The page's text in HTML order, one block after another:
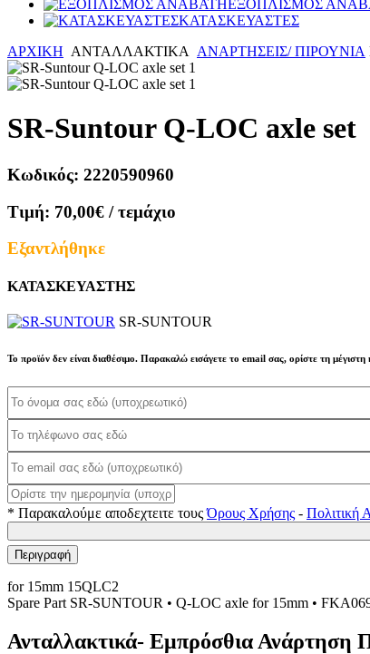
ΕΞΟΠΛΙΣΜΟΣ
ΚΑΤΑΣΚΕΥΑΣΤΕΣ
ΑΡΧΙΚΗ ΑΝΤΑΛΛΑΚΤΙΚΑ ΑΝΑΡΤΗΣΕΙΣ/ ΠΙΡΟΥΝΙΑ
SR-Suntour Q-LOC axle set
Κωδικός: 2220590960
Τιμή: 70,00€ / τεμάχιο
Εξαντλήθηκε
ΚΑΤΑΣΚΕΥΑΣΤΗΣ
SR-SUNTOUR
Το προϊόν δεν είναι διαθέσιμο. Παρακαλώ εισάγετε το email σας, ορίστε τη
* Παρακαλούμε αποδεχτειτε τουςΌρους Χρήσης - Πολιτική
Περιγραφή
for 15mm 15QLC2
Spare Part SR-SUNTOUR • Q-LOC axle for 15mm •
Ανταλλακτικά- Εμπρόσθια Ανάρτηση